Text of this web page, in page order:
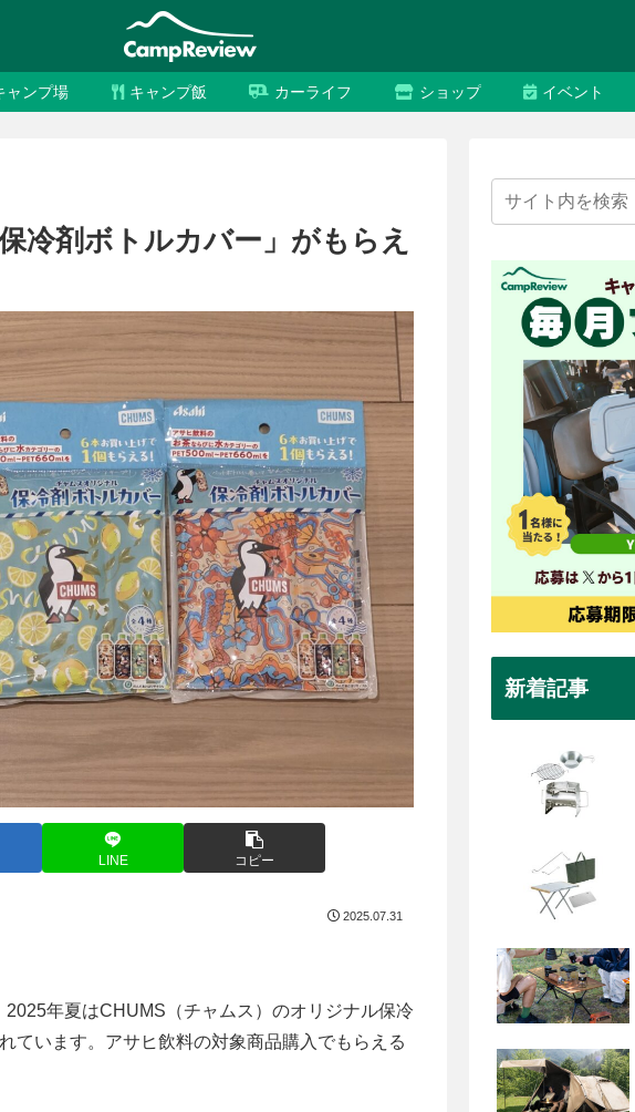
ャンプ場 キャンプ飯 カーライフ ショップ イベント
冷剤ボトルカバー」がもらえ
LINE コピー
2025.07.31
年夏はCHUMS（チャムス）のオリジナル保冷
ています。アサヒ飲料の対象商品購入でもらえる
新着記事